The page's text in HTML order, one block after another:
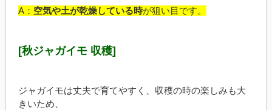
A： 空気や土が乾燥している時が狙い目です。
[秋ジャガイモ 収穫]
ジャガイモは丈夫で育てやすく、収穫の時の楽しみも大
きいため、